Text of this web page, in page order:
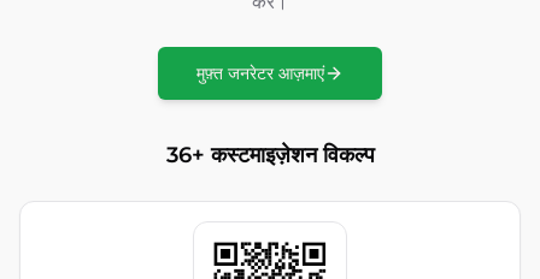
मुफ़्त जनरेटर आज़माएं
36+ कस्टमाइज़ेशन विकल्प